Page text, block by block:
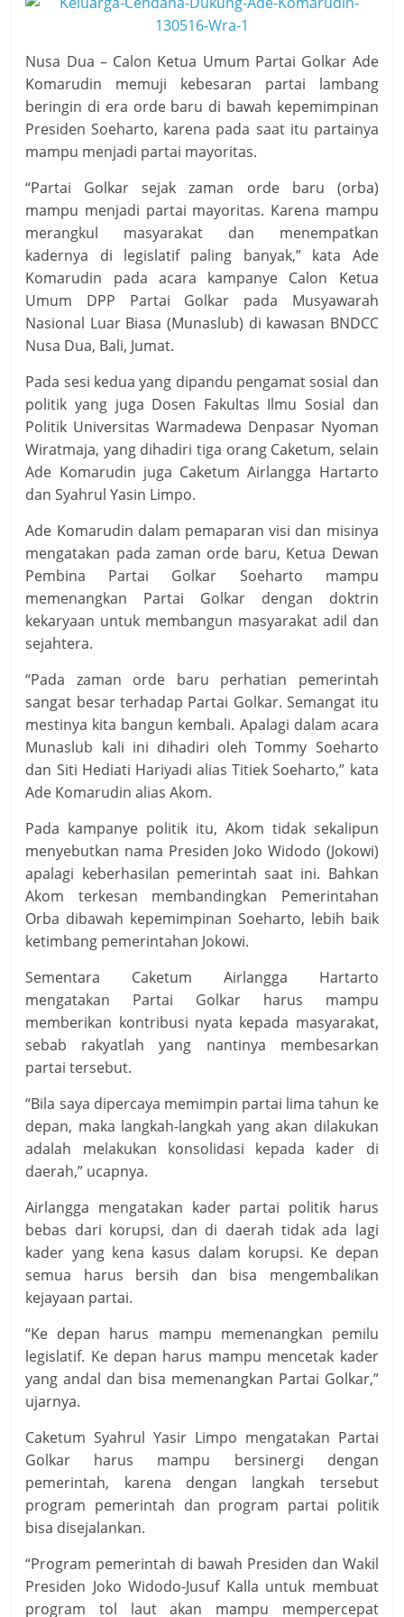
Nusa Dua – Calon Ketua Umum Partai Golkar Ade
Komarudin memuji kebesaran partai lambang
beringin di era orde baru di bawah kepemimpinan
Presiden Soeharto, karena pada saat itu partainya
mampu menjadi partai mayoritas.
“Partai Golkar sejak zaman orde baru (orba)
mampu menjadi partai mayoritas. Karena mampu
merangkul masyarakat dan menempatkan
kadernya di legislatif paling banyak,” kata Ade
Komarudin pada acara kampanye Calon Ketua
Umum DPP Partai Golkar pada Musyawarah
Nasional Luar Biasa (Munaslub) di kawasan BNDCC
Nusa Dua, Bali, Jumat.
Pada sesi kedua yang dipandu pengamat sosial dan
politik yang juga Dosen Fakultas Ilmu Sosial dan
Politik Universitas Warmadewa Denpasar Nyoman
Wiratmaja, yang dihadiri tiga orang Caketum, selain
Ade Komarudin juga Caketum Airlangga Hartarto
dan Syahrul Yasin Limpo.
Ade Komarudin dalam pemaparan visi dan misinya
mengatakan pada zaman orde baru, Ketua Dewan
Pembina Partai Golkar Soeharto mampu
memenangkan Partai Golkar dengan doktrin
kekaryaan untuk membangun masyarakat adil dan
sejahtera.
“Pada zaman orde baru perhatian pemerintah
sangat besar terhadap Partai Golkar. Semangat itu
mestinya kita bangun kembali. Apalagi dalam acara
Munaslub kali ini dihadiri oleh Tommy Soeharto
dan Siti Hediati Hariyadi alias Titiek Soeharto,” kata
Ade Komarudin alias Akom.
Pada kampanye politik itu, Akom tidak sekalipun
menyebutkan nama Presiden Joko Widodo (Jokowi)
apalagi keberhasilan pemerintah saat ini. Bahkan
Akom terkesan membandingkan Pemerintahan
Orba dibawah kepemimpinan Soeharto, lebih baik
ketimbang pemerintahan Jokowi.
Sementara Caketum Airlangga Hartarto
mengatakan Partai Golkar harus mampu
memberikan kontribusi nyata kepada masyarakat,
sebab rakyatlah yang nantinya membesarkan
partai tersebut.
“Bila saya dipercaya memimpin partai lima tahun ke
depan, maka langkah-langkah yang akan dilakukan
adalah melakukan konsolidasi kepada kader di
daerah,” ucapnya.
Airlangga mengatakan kader partai politik harus
bebas dari korupsi, dan di daerah tidak ada lagi
kader yang kena kasus dalam korupsi. Ke depan
semua harus bersih dan bisa mengembalikan
kejayaan partai.
“Ke depan harus mampu memenangkan pemilu
legislatif. Ke depan harus mampu mencetak kader
yang andal dan bisa memenangkan Partai Golkar,”
ujarnya.
Caketum Syahrul Yasir Limpo mengatakan Partai
Golkar harus mampu bersinergi dengan
pemerintah, karena dengan langkah tersebut
program pemerintah dan program partai politik
bisa disejalankan.
“Program pemerintah di bawah Presiden dan Wakil
Presiden Joko Widodo-Jusuf Kalla untuk membuat
program tol laut akan mampu mempercepat